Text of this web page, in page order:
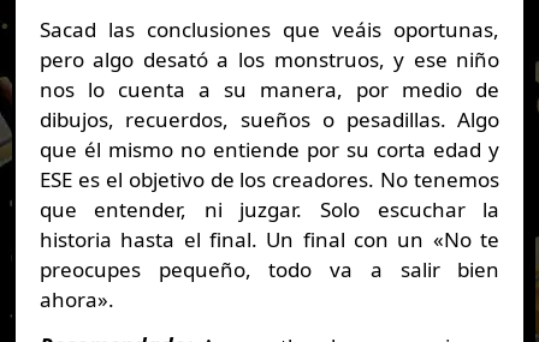
Sacad las conclusiones que veáis oportunas,
pero algo desató a los monstruos, y ese niño
nos lo cuenta a su manera, por medio de
dibujos, recuerdos, sueños o pesadillas. Algo
que él mismo no entiende por su corta edad y
ESE es el objetivo de los creadores. No tenemos
que entender, ni juzgar. Solo escuchar la
historia hasta el final. Un final con un «No te
preocupes pequeño, todo va a salir bien
ahora».